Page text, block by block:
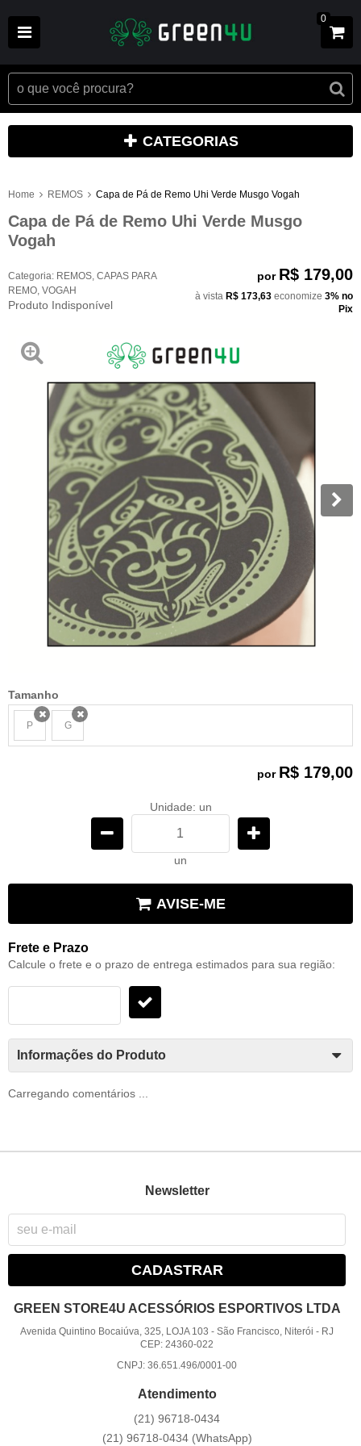
0
CATEGORIAS
Home REMOS Capa de Pá de Remo Uhi Verde Musgo Vogah
Capa de Pá de Remo Uhi Verde Musgo
Vogah
Categoria: REMOS CAPAS PARA
REMO VOGAH
Produto Indisponível
por R$ 179,00
à vista R$ 173,63 economize 3% no
Pix
Tamanho
P G
por R$ 179,00
Unidade: un
un
AVISE-ME
Frete e Prazo
Calcule o frete e o prazo de entrega estimados para sua região:
Informações do Produto
Carregando comentários ...
Newsletter
CADASTRAR
GREEN STORE4U ACESSÓRIOS ESPORTIVOS LTDA
Avenida Quintino Bocaiúva, 325, LOJA 103 -São Francisco, Niterói - RJ
CEP: 24360-022
CNPJ: 36.651.496/0001-00
Atendimento
(21) 96718-0434
(21) 96718-0434 (WhatsApp)